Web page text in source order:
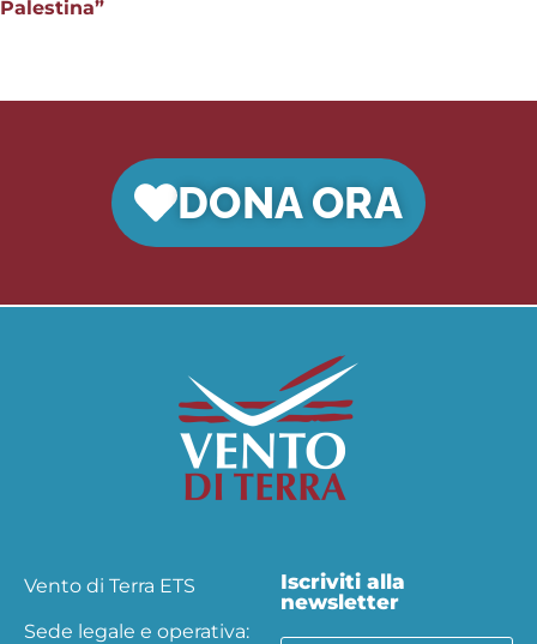
Palestina”
DONA ORA
Vento di Terra ETS
Sede legale e operativa:
Iscriviti alla
newsletter